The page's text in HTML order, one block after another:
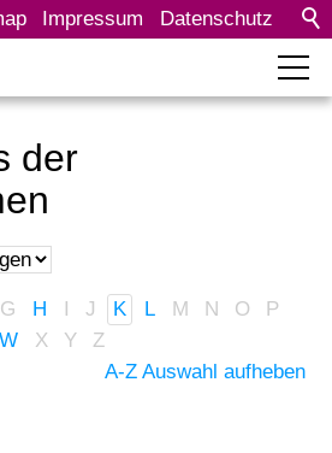
Impressum Datenschutz
der
G H J K L M N O
P
W X Y
Z
A-Z Auswahl aufheben